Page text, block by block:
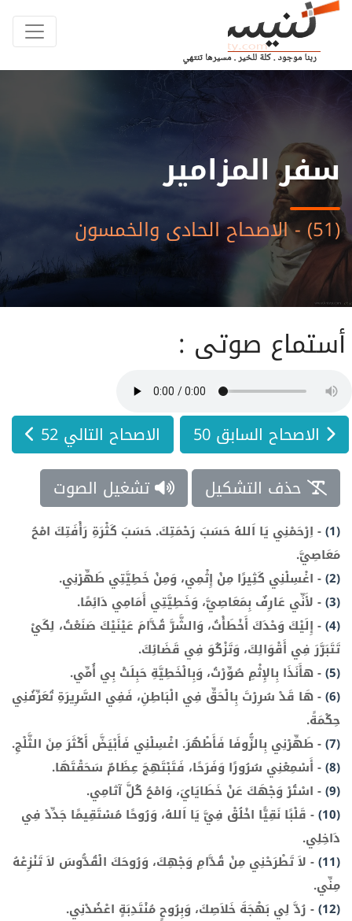
سفر المزامير
(51) - الاصحاح الحادى والخمسون
أستماع صوتى :
الاصحاح السابق 50
الاصحاح التالي 52
حذف التشكيل
تشغيل الصوت
(1)
- اِرْحَمْنِي يَا اَللهُ حَسَبَ رَحْمَتِكَ. حَسَبَ كَثْرَةِ رَأْفَتِكَ امْحُ
مَعَاصِيَّ.
(2)
- اغْسِلْنِي كَثِيرًا مِنْ إِثْمِي، وَمِنْ خَطِيَّتِي طَهِّرْنِي.
(3)
- لأَنِّي عَارِفٌ بِمَعَاصِيَّ، وَخَطِيَّتِي أَمَامِي دَائِمًا.
(4)
- إِلَيْكَ وَحْدَكَ أَخْطَأْتُ، وَالشَّرَّ قُدَّامَ عَيْنَيْكَ صَنَعْتُ، لِكَيْ
تَتَبَرَّرَ فِي أَقْوَالِكَ، وَتَزْكُوَ فِي قَضَائِكَ.
(5)
-هأَنَذَا بِالإِثْمِ صُوِّرْتُ، وَبِالْخَطِيَّةِ حَبِلَتْ بِي أُمِّي.
(6)
-هَا قَدْ سُرِرْتَ بِالْحَقِّ فِي الْبَاطِنِ، فَفِي السَّرِيرَةِ تُعَرِّفُنِي
حِكْمَةً.
(7)
-طَهِّرْنِي بِالزُّوفَا فَأَطْهُرَ. اغْسِلْنِي فَأَبْيَضَّ أَكْثَرَ مِنَ الثَّلْجِ.
(8)
- أَسْمِعْنِي سُرُورًا وَفَرَحًا، فَتَبْتَهِجَ عِظَامٌ سَحَقْتَهَا.
(9)
- اسْتُرْ وَجْهَكَ عَنْ خَطَايَايَ، وَامْحُ كُلَّ آثامِي.
(10)
- قَلْبًا نَقِيًّا اخْلُقْ فِيَّ يَا اَللهُ، وَرُوحًا مُسْتَقِيمًا جَدِّدْ فِي
دَاخِلِي.
(11)
- لاَ تَطْرَحْنِي مِنْ قُدَّامِ وَجْهِكَ، وَرُوحَكَ الْقُدُّوسَ لاَ تَنْزِعْهُ
مِنِّي.
(12)
- رُدَّ لِي بَهْجَةَ خَلاَصِكَ، وَبِرُوحٍ مُنْتَدِبَةٍ اعْضُدْنِي.